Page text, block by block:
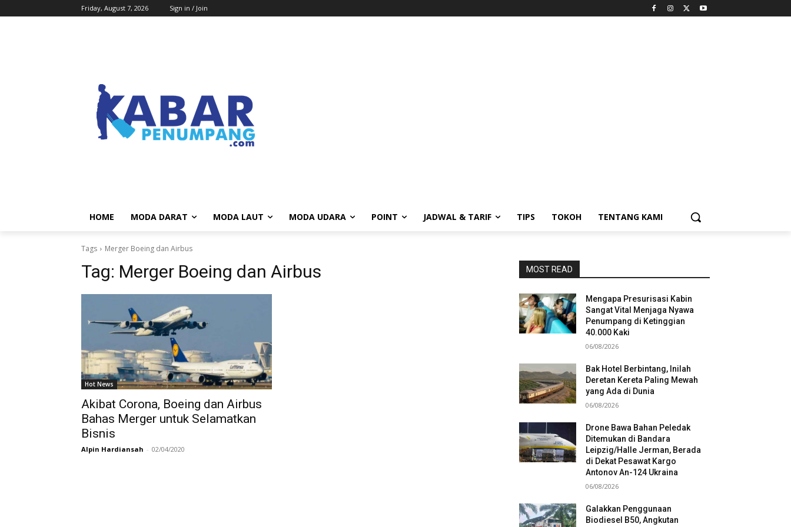
Friday, August 7, 2026 Sign in / Join
HOME MODA DARAT MODA LAUT MODA UDARA POINT JADWAL & TARIF TIPS TOKOH TENTANG KAMI
Tags Merger Boeing dan Airbus
Tag: Merger Boeing dan Airbus
Hot News
Akibat Corona, Boeing dan Airbus
Bahas Merger untuk Selamatkan
Bisnis
Alpin Hardiansah - 02/04/2020
MOST READ
Mengapa Presurisasi Kabin
Sangat Vital Menjaga Nyawa
Penumpang di Ketinggian
40.000 Kaki
06/08/2026
Bak Hotel Berbintang, Inilah
Deretan Kereta Paling Mewah
yang Ada di Dunia
06/08/2026
Drone Bawa Bahan Peledak
Ditemukan di Bandara
Leipzig/Halle Jerman, Berada
di Dekat Pesawat Kargo
Antonov An-124 Ukraina
06/08/2026
Galakkan Penggunaan
Biodiesel B50, Angkutan